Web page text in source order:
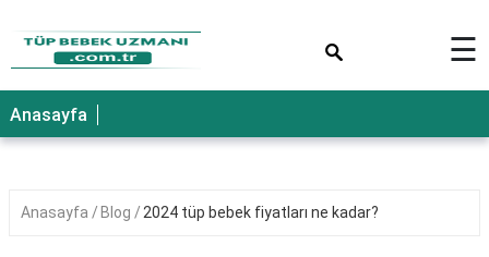
☰
Anasayfa
Anasayfa Blog 2024 tüp bebek fiyatları ne kadar?